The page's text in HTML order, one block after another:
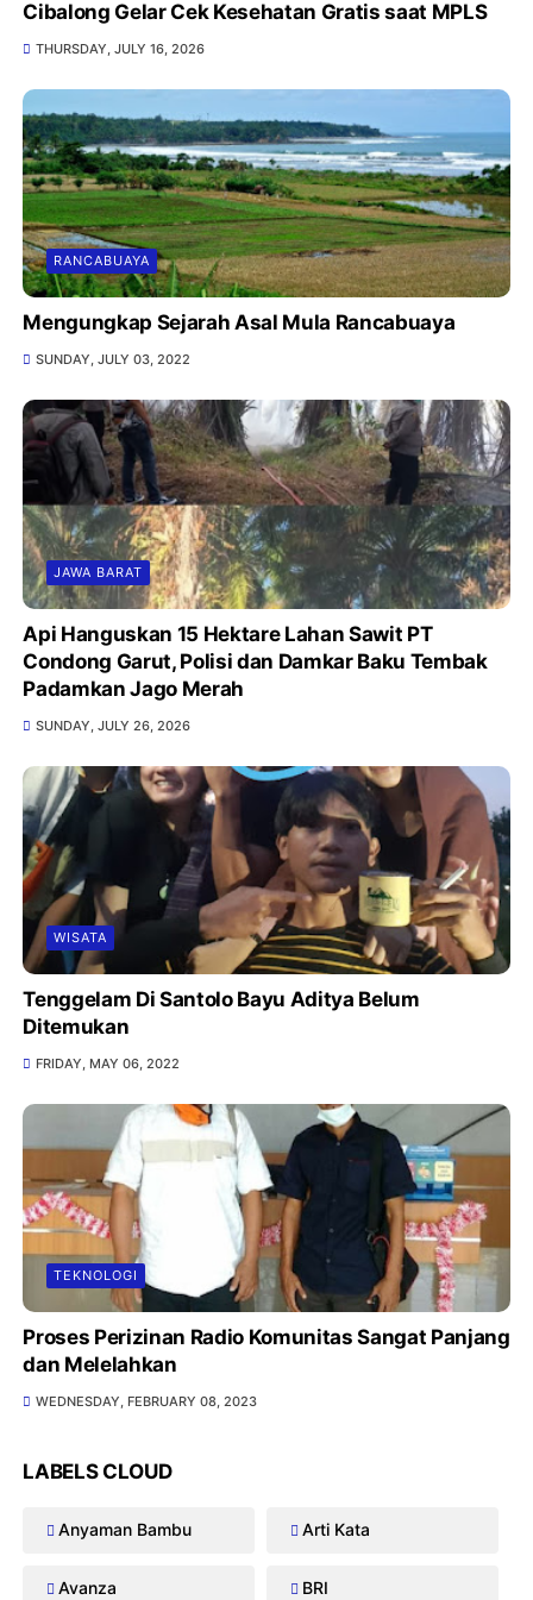
Cibalong Gelar Cek Kesehatan Gratis saat MPLS
THURSDAY, JULY 16, 2026
RANCABUAYA
Mengungkap Sejarah Asal Mula Rancabuaya
SUNDAY, JULY 03, 2022
JAWA BARAT
Api Hanguskan 15 Hektare Lahan Sawit PT
Condong Garut, Polisi dan Damkar Baku Tembak
Padamkan Jago Merah
SUNDAY, JULY 26, 2026
WISATA
Tenggelam Di Santolo Bayu Aditya Belum
Ditemukan
FRIDAY, MAY 06, 2022
TEKNOLOGI
Proses Perizinan Radio Komunitas Sangat Panjang
dan Melelahkan
WEDNESDAY, FEBRUARY 08, 2023
LABELS CLOUD
Anyaman Bambu Arti Kata
Avanza BRI